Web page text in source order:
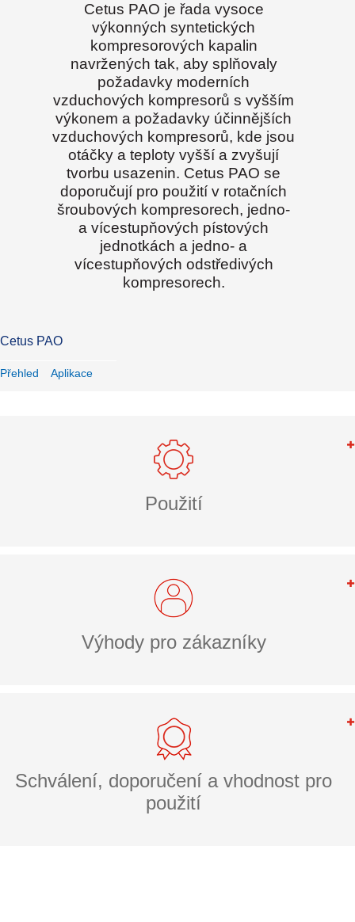
Cetus PAO je řada vysoce
výkonných syntetických
kompresorových kapalin
navržených tak, aby splňovaly
požadavky moderních
vzduchových kompresorů s vyšším
výkonem a požadavky účinnějších
vzduchových kompresorů, kde jsou
otáčky a teploty vyšší a zvyšují
tvorbu usazenin. Cetus PAO se
doporučují pro použití v rotačních
šroubových kompresorech, jedno-
a vícestupňových pístových
jednotkách a jedno- a
vícestupňových odstředivých
kompresorech.
Cetus PAO
Přehled Aplikace
Použití
Výhody pro zákazníky
Schválení, doporučení a vhodnost pro
použití